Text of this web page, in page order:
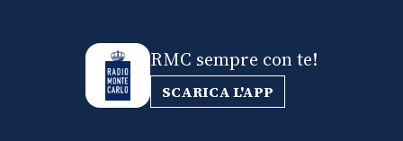
RMC sempre con te!
SCARICA L'APP